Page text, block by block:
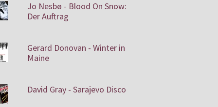
Jo Nesbø - Blood On Snow:
Der Auftrag
Gerard Donovan - Winter in
Maine
David Gray - Sarajevo Disco